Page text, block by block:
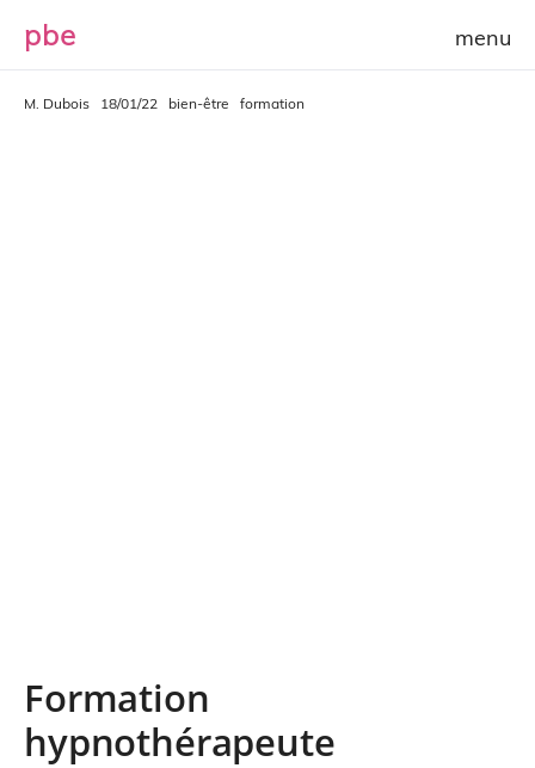
pbe
M. Dubois 18/01/22 bien-être formation
Formation
hypnothérapeute